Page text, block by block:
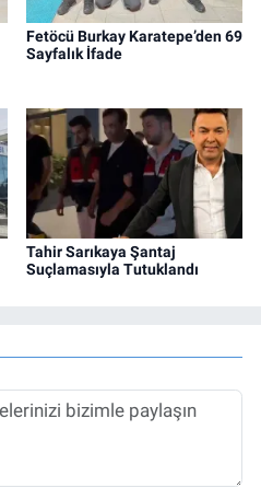
Fetöcü Burkay Karatepe’den 69
Sayfalık İfade
Tahir Sarıkaya Şantaj
Suçlamasıyla Tutuklandı